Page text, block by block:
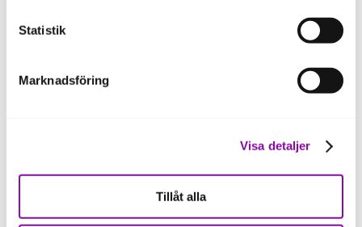
Statistik
Marknadsföring
Visa detaljer
Tillåt alla